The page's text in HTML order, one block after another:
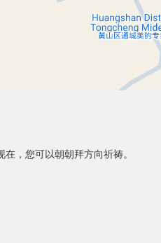
，您可以朝朝拜方向祈祷。